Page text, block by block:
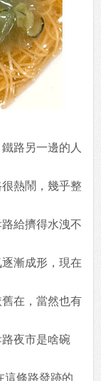
路另一邊的人
熱鬧，幾乎整
給擠得水洩不
漸成形，現在
在，當然也有
夜市是啥碗
這條路發跡的